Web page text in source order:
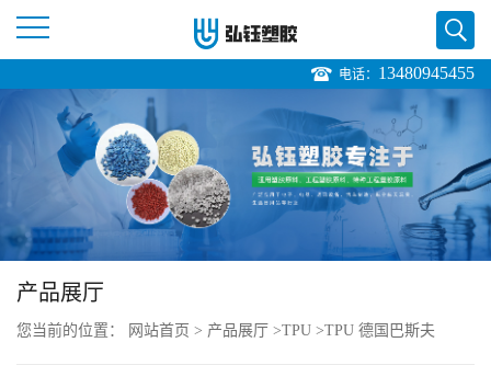
页
公
电话： 13480945455
产品展厅
您当前的位置： 网站首页 > 产品展厅 >TPU >TPU 德国巴斯夫